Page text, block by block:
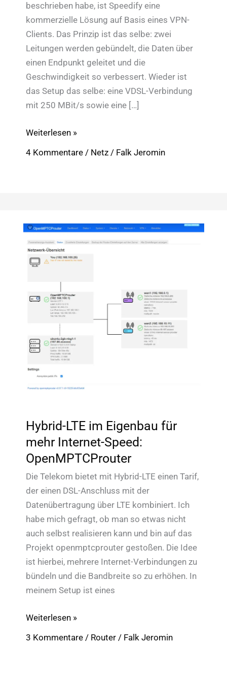
beschrieben habe, ist Speedify eine
kommerzielle Lösung auf Basis eines VPN-
Clients. Das Prinzip ist das selbe: zwei
Leitungen werden gebündelt, die Daten über
einen Endpunkt geleitet und die
Geschwindigkeit so verbessert. Wieder ist
das Setup das selbe: eine VDSL-Verbindung
mit 250 MBit/s sowie eine […]
Hybrid-
Speed:
Speedify
Weiterlesen »
4 Kommentare / Netz / Falk Jeromin
Hybrid-LTE im Eigenbau für
mehr Internet-Speed:
OpenMPTCProuter
Die Telekom bietet mit Hybrid-LTE einen Tarif,
der einen DSL-Anschluss mit der
Datenübertragung über LTE kombiniert. Ich
habe mich gefragt, ob man so etwas nicht
auch selbst realisieren kann und bin auf das
Projekt openmptcprouter gestoßen. Die Idee
ist hierbei, mehrere Internet-Verbindungen zu
bündeln und die Bandbreite so zu erhöhen. In
meinem Setup ist eines
Hybrid-
Weiterlesen »
3 Kommentare / Router / Falk Jeromin